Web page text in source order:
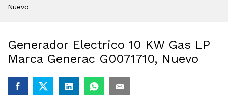
Nuevo
Generador Electrico 10 KW Gas LP
Marca Generac G0071710, Nuevo